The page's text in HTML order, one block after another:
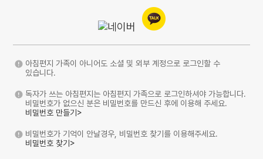
아침편지 가족이 아니어도 소셜 및 외부 계정으로 로그인할 수
있습니다.
독자가 쓰는 아침편지는 아침편지 가족으로 로그인하셔야 가능합니다.
비밀번호가 없으신 분은 비밀번호를 만드신 후에 이용해 주세요.
비밀번호 만들기>
비밀번호가 기억이 안날경우, 비밀번호 찾기를 이용해주세요.
비밀번호 찾기>